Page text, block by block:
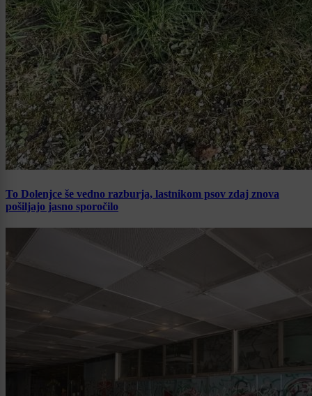
To Dolenjce še vedno razburja, lastnikom psov zdaj znova
pošiljajo jasno sporočilo